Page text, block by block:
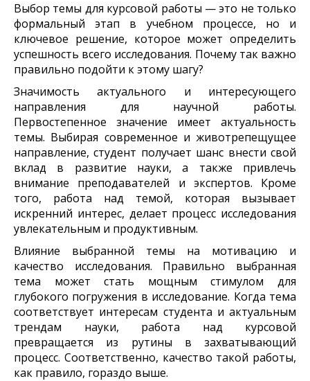
Выбор темы для курсовой работы — это не только
формальный этап в учебном процессе, но и
ключевое решение, которое может определить
успешность всего исследования. Почему так важно
правильно подойти к этому шагу?
Значимость актуального и интересующего
направления для научной работы.
Первостепенное значение имеет актуальность
темы. Выбирая современное и животрепещущее
направление, студент получает шанс внести свой
вклад в развитие науки, а также привлечь
внимание преподавателей и экспертов. Кроме
того, работа над темой, которая вызывает
искренний интерес, делает процесс исследования
увлекательным и продуктивным.
Влияние выбранной темы на мотивацию и
качество исследования. Правильно выбранная
тема может стать мощным стимулом для
глубокого погружения в исследование. Когда тема
соответствует интересам студента и актуальным
трендам науки, работа над курсовой
превращается из рутины в захватывающий
процесс. Соответственно, качество такой работы,
как правило, гораздо выше.